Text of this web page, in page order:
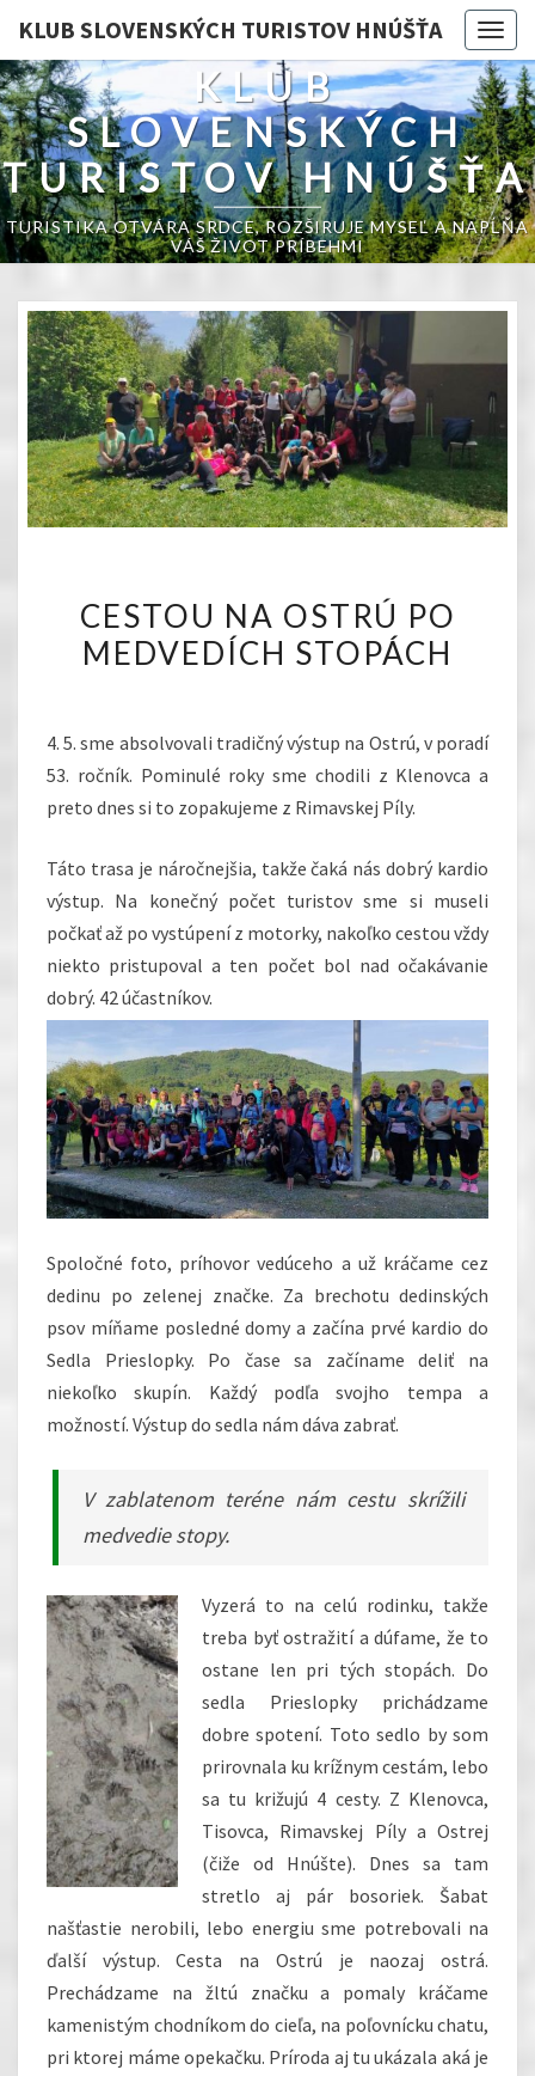
KLUB SLOVENSKÝCH TURISTOV HNÚŠŤA
KLUB
SLOVENSKÝCH
TURISTOV HNÚŠŤA
TURISTIKA OTVÁRA SRDCE, ROZŠIRUJE MYSEĽ A NAPĹŇA
VÁŠ ŽIVOT PRÍBEHMI
NA
OSTRÚ
STOPÁCH
CESTOU NA OSTRÚ PO
MEDVEDÍCH STOPÁCH
4. 5. sme absolvovali tradičný výstup na Ostrú, v poradí
53. ročník. Pominulé roky sme chodili z Klenovca a
preto dnes si to zopakujeme z Rimavskej Píly.
Táto trasa je náročnejšia, takže čaká nás dobrý kardio
výstup. Na konečný počet turistov sme si museli
počkať až po vystúpení z motorky, nakoľko cestou vždy
niekto pristupoval a ten počet bol nad očakávanie
dobrý. 42 účastníkov.
Spoločné foto, príhovor vedúceho a už kráčame cez
dedinu po zelenej značke. Za brechotu dedinských
psov míňame posledné domy a začína prvé kardio do
Sedla Prieslopky. Po čase sa začíname deliť na
niekoľko skupín. Každý podľa svojho tempa a
možností. Výstup do sedla nám dáva zabrať.
V zablatenom teréne nám cestu skrížili
medvedie stopy.
Vyzerá to na celú rodinku, takže
treba byť ostražití a dúfame, že to
ostane len pri tých stopách. Do
sedla Prieslopky prichádzame
dobre spotení. Toto sedlo by som
prirovnala ku krížnym cestám, lebo
sa tu križujú 4 cesty. Z Klenovca,
Tisovca, Rimavskej Píly a Ostrej
(čiže od Hnúšte). Dnes sa tam
stretlo aj pár bosoriek. Šabat
našťastie nerobili, lebo energiu sme potrebovali na
ďalší výstup. Cesta na Ostrú je naozaj ostrá.
Prechádzame na žltú značku a pomaly kráčame
kamenistým chodníkom do cieľa, na poľovnícku chatu,
pri ktorej máme opekačku. Príroda aj tu ukázala aká je